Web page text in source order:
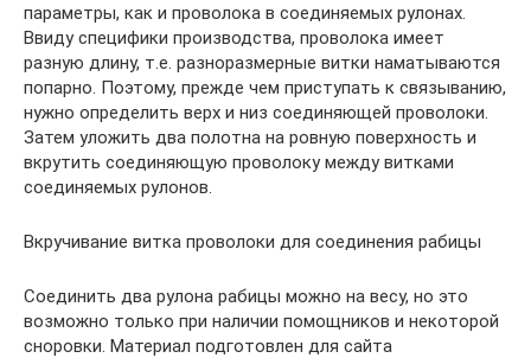
параметры, как и проволока в соединяемых рулонах.
Ввиду специфики производства, проволока имеет
разную длину, т.е. разноразмерные витки наматываются
попарно. Поэтому, прежде чем приступать к связыванию,
нужно определить верх и низ соединяющей проволоки.
Затем уложить два полотна на ровную поверхность и
вкрутить соединяющую проволоку между витками
соединяемых рулонов.
Вкручивание витка проволоки для соединения рабицы
Соединить два рулона рабицы можно на весу, но это
возможно только при наличии помощников и некоторой
сноровки. Материал подготовлен для сайта